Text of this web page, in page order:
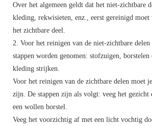
Over het algemeen geldt dat het niet-zichtbare
kleding, rekwisieten, enz., eerst gereinigd moet
het zichtbare deel.
2. Voor het reinigen van de niet-zichtbare delen
stappen worden genomen: stofzuigen, borstelen
kleding strijken.
Voor het reinigen van de zichtbare delen moet
zijn. De stappen zijn als volgt: veeg het gezicht
een wollen borstel.
Veeg het voorzichtig af met een licht vochtig